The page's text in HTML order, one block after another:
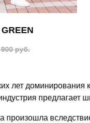
руб.
лет доминирования
предлагает
произошла